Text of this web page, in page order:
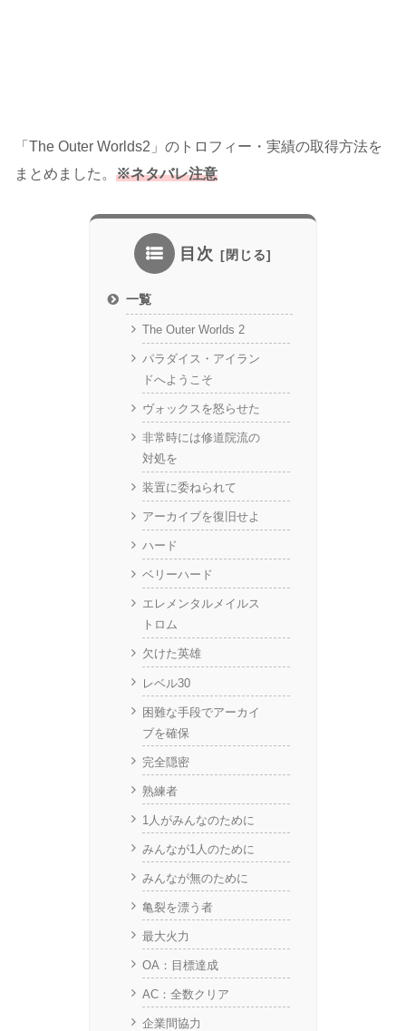
「The Outer Worlds2」のトロフィー・実績の取得方法を
まとめました。 ※ネタバレ注意
目次
一覧
The Outer Worlds 2
パラダイス・アイラン
ドへようこそ
ヴォックスを怒らせた
非常時には修道院流の
対処を
装置に委ねられて
アーカイブを復旧せよ
ハード
ベリーハード
エレメンタルメイルス
トロム
欠けた英雄
レベル30
困難な手段でアーカイ
ブを確保
完全隠密
熟練者
1人がみんなのために
みんなが1人のために
みんなが無のために
亀裂を漂う者
最大火力
OA：目標達成
AC：全数クリア
企業間協力